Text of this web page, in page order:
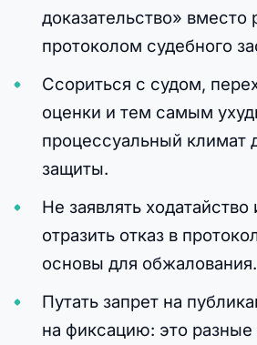
доказательство» вместо
протоколом судебного
Ссориться с судом,
оценки и тем самым
процессуальный климат
защиты.
Не заявлять ходатайство
отразить отказ в
основы для обжалования.
Путать запрет на
на фиксацию: это